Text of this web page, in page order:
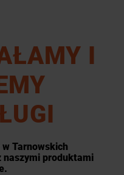
I
Tarnowskich
naszymi produktami